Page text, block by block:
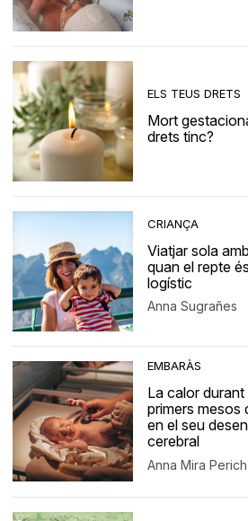
ELS TEUS DRETS
Mort
drets tinc?
CRIANÇA
Viatjar sola
quan el repte
logístic
Anna Sugrañes
EMBARÀS
La calor durant
primers mesos
en el seu
cerebral
Anna Mira Perich